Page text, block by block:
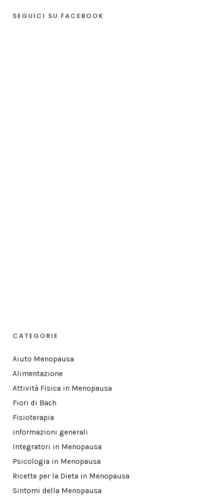
SEGUICI SU FACEBOOK
CATEGORIE
Aiuto Menopausa
Alimentazione
Attività Fisica in Menopausa
Fiori di Bach
Fisioterapia
informazioni generali
Integratori in Menopausa
Psicologia in Menopausa
Ricette per la Dieta in Menopausa
Sintomi della Menopausa